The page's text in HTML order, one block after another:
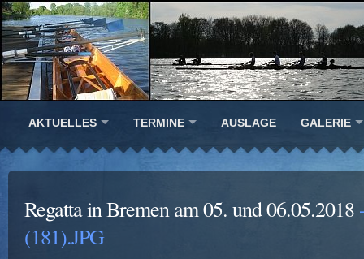
AKTUELLES TERMINE AUSLAGE GALERIE
Regatta in Bremen am 05. und 06.05.2018
(181).JPG